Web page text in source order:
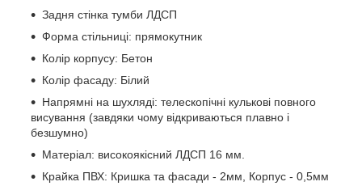
Задня стінка тумби ЛДСП
Форма стільниці: прямокутник
Колір корпусу: Бетон
Колір фасаду: Білий
Напрямні на шухляді: телескопічні кулькові повного
висування (завдяки чому відкриваються плавно і
безшумно)
Матеріал: високоякісний ЛДСП 16 мм.
Крайка ПВХ: Кришка та фасади - 2мм, Корпус - 0,5мм